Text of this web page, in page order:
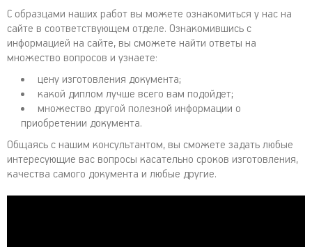
С образцами наших работ вы можете ознакомиться у нас на
сайте в соответствующем отделе. Ознакомившись с
информацией на сайте, вы сможете найти ответы на
множество вопросов и узнаете:
цену изготовления документа;
какой диплом лучше всего вам подойдет;
множество другой полезной информации о
приобретении документа.
Общаясь с нашим консультантом, вы сможете задать любые
интересующие вас вопросы касательно сроков изготовления,
качества самого документа и любые другие.